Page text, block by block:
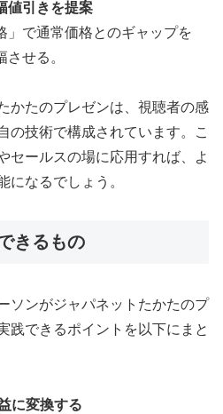
値引きを提案
」で通常価格とのギャップを
せる。
かたのプレゼンは、視聴者の感
の技術で構成されています。こ
セールスの場に応用すれば、よ
になるでしょう。
きるもの
ソンがジャパネットたかたのプ
践できるポイントを以下にまと
に変換する